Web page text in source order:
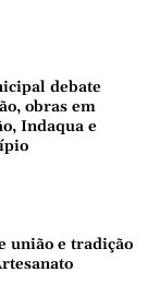
debate
obras em
Indaqua e
união e tradição